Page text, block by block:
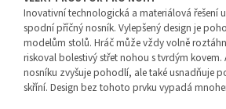
Inovativní technologická a materiálová řešení
spodní příčný nosník. Vylepšený design je
modelům stolů. Hráč může vždy volně
riskoval bolestivý střet nohou s tvrdým kovem.
nosníku zvyšuje pohodlí, ale také usnadňuje
skříní. Design bez tohoto prvku vypadá